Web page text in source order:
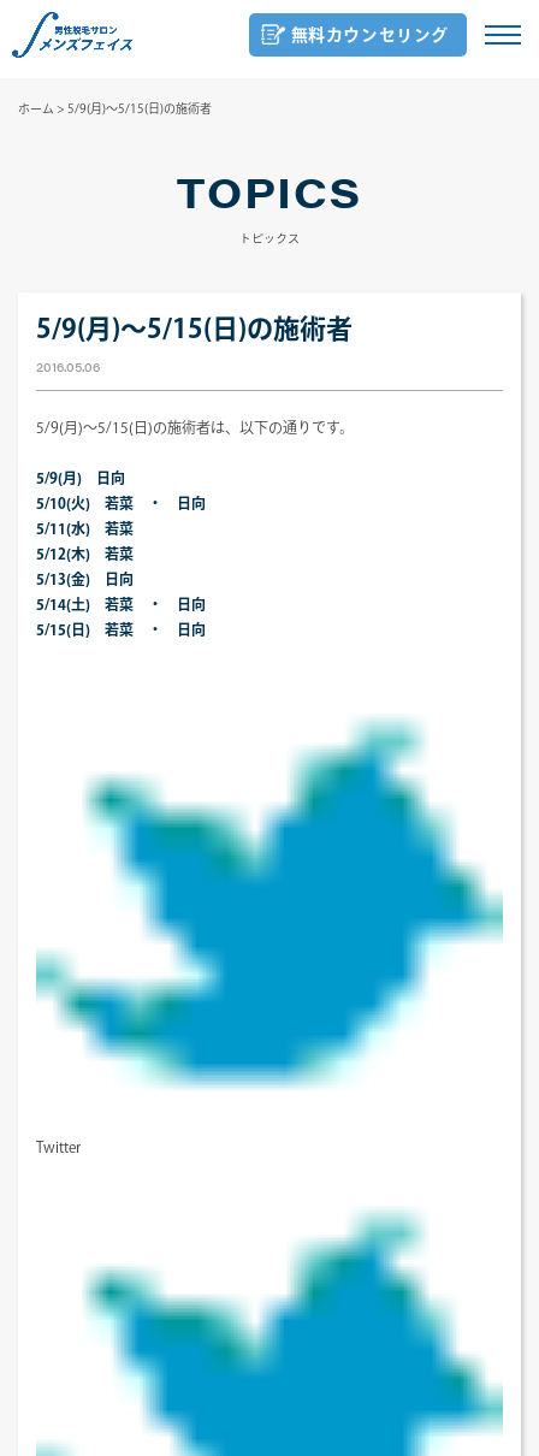
無料カウンセリング
ホーム > 5/9(月)～5/15(日)の施術者
TOPICS
トピックス
5/9(月)～5/15(日)の施術者
2016.05.06
5/9(月)～5/15(日)の施術者は、以下の通りです。
5/9(月) 日向
5/10(火) 若菜 ・ 日向
5/11(水) 若菜
5/12(木) 若菜
5/13(金) 日向
5/14(土) 若菜 ・ 日向
5/15(日) 若菜 ・ 日向
Twitter